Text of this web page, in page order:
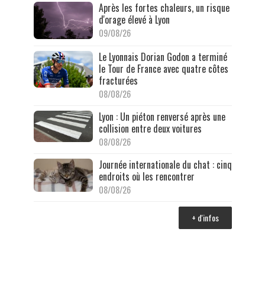
Après les fortes chaleurs, un risque
d'orage élevé à Lyon
09/08/26
Le Lyonnais Dorian Godon a terminé
le Tour de France avec quatre côtes
fracturées
08/08/26
Lyon : Un piéton renversé après une
collision entre deux voitures
08/08/26
Journée internationale du chat : cinq
endroits où les rencontrer
08/08/26
+ d'infos